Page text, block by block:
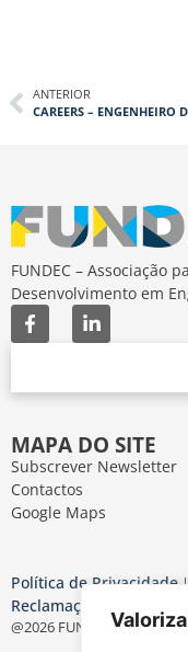
ANTERIOR
FUNDEC – Associação
Desenvolvimento em
MAPA DO SITE
Subscrever Newsletter
Contactos
Google Maps
Política de Privacidade |
Reclamações
@2026 FUNDEC